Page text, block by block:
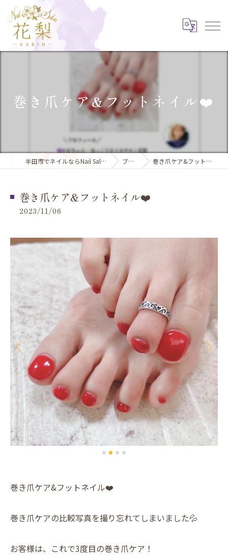
巻き爪ケア&フットネイル❤️
半田市でネイルならNail Salon 花梨 ブログ 巻き爪ケア&フットネイル❤️
巻き爪ケア&フットネイル❤️
2023/11/06
巻き爪ケア&フットネイル❤️
巻き爪ケアの比較写真を撮り忘れてしまいました💦
お客様は、これで3度目の巻き爪ケア！